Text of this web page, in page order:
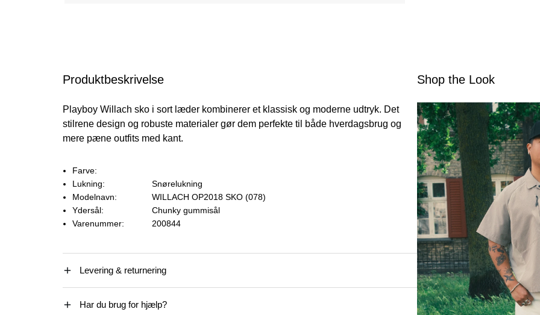
Produktbeskrivelse
Playboy Willach sko i sort læder kombinerer et klassisk og moderne udtryk. Det
stilrene design og robuste materialer gør dem perfekte til både hverdagsbrug og
mere pæne outfits med kant.
Farve:
Lukning:
Snørelukning
Modelnavn:
WILLACH OP2018 SKO (078)
Ydersål:
Chunky gummisål
Varenummer:
200844
Levering & returnering
Har du brug for hjælp?
Shop the Look